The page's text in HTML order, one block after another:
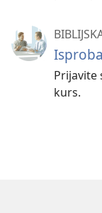
Prijavite
kurs.